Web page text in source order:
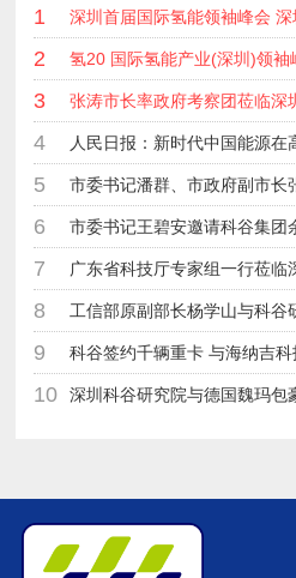
1
2
3 张涛市长率政府考察团莅临深
4
5
6
7
8
9 科谷签约千辆重卡 与海纳吉
10 深圳科谷研究院与德国魏玛包